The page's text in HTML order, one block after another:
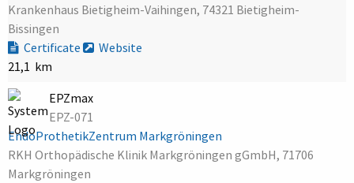
Krankenhaus Bietigheim-Vaihingen, 74321 Bietigheim-
Bissingen
Certificate
Website
21,1 km
EPZmax
EPZ-071
EndoProthetikZentrum Markgröningen
RKH Orthopädische Klinik Markgröningen gGmbH, 71706
Markgröningen